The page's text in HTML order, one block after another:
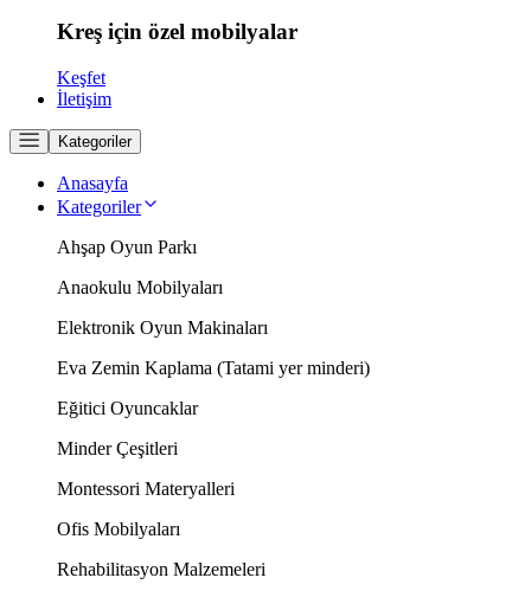
Kreş için özel mobilyalar
Keşfet
İletişim
Kategoriler
Anasayfa
Kategoriler
Ahşap Oyun Parkı
Anaokulu Mobilyaları
Elektronik Oyun Makinaları
Eva Zemin Kaplama (Tatami yer minderi)
Eğitici Oyuncaklar
Minder Çeşitleri
Montessori Materyalleri
Ofis Mobilyaları
Rehabilitasyon Malzemeleri